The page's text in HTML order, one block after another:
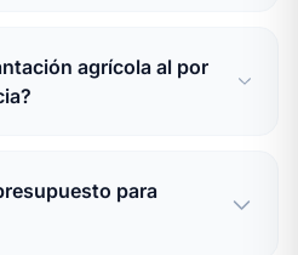
agrícola al por
para